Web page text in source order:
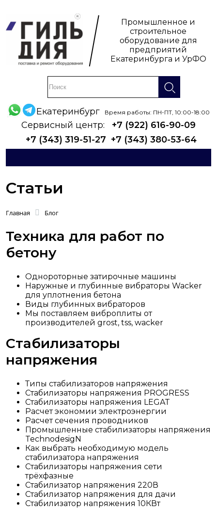
Промышленное и
строительное
оборудование для
предприятий
Екатеринбурга и УрФО
Екатеринбург Время работы: ПН-ПТ, 10:00-18:00
Сервисный центр:
+7 (922) 616-90-09
+7 (343) 319-51-27 +7 (343) 380-53-64
Статьи
Главная Блог
Техника для работ по
бетону
Однороторные затирочные машины
Наружные и глубинные вибраторы Wacker
для уплотнения бетона
Виды глубинных вибраторов
Мы поставляем виброплиты от
производителей grost, tss, wacker
Стабилизаторы
напряжения
Типы стабилизаторов напряжения
Стабилизаторы напряжения PROGRESS
Стабилизаторы напряжения LEGAT
Расчет экономии электроэнергии
Расчет сечения проводников
Промышленные стабилизаторы напряжения
TechnodesigN
Как выбрать необходимую модель
стабилизатора напряжения
Стабилизаторы напряжения сети
трёхфазные
Стабилизатор напряжения 220В
Стабилизатор напряжения для дачи
Стабилизатор напряжения 10КВт